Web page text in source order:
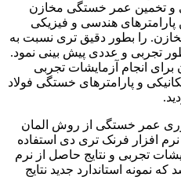
تخمین عمر خستگی مخازن
هندسی و فیزیکی
را بطور دقیق تری نسبت به
تجربی و عددی پیش بینی نمود.
برای انجام آزمایشات تجربی
و پارامترهای خستگی فولاد
عمر خستگی از روش المان
افزار فرنک تری دی استفاده
تجربی و نتایج حاصل از نرم
نمونه استاندارد جدید نتایج